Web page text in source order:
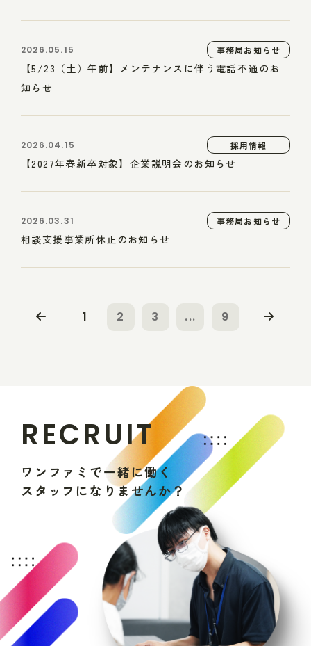
2026.05.15 事務局お知らせ
【5/23（土）午前】メンテナンスに伴う電話不通のお
知らせ
2026.04.15 採用情報
【2027年春新卒対象】企業説明会のお知らせ
2026.03.31 事務局お知らせ
相談支援事業所休止のお知らせ
1 2 3 ... 9
RECRUIT
ワ ン フ ァ ミ で一緒に働く
ス タ ッ フ にな りま せんか？